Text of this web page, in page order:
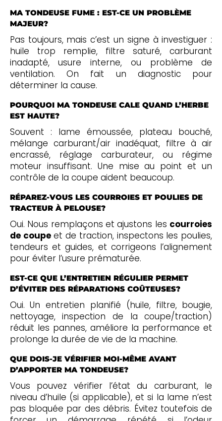
MA TONDEUSE FUME : EST-CE UN PROBLÈME
MAJEUR?
Pas toujours, mais c’est un signe à investiguer :
huile trop remplie, filtre saturé, carburant
inadapté, usure interne, ou problème de
ventilation. On fait un diagnostic pour
déterminer la cause.
POURQUOI MA TONDEUSE CALE QUAND L’HERBE
EST HAUTE?
Souvent : lame émoussée, plateau bouché,
mélange carburant/air inadéquat, filtre à air
encrassé, réglage carburateur, ou régime
moteur insuffisant. Une mise au point et un
contrôle de la coupe aident beaucoup.
RÉPAREZ-VOUS LES COURROIES ET POULIES DE
TRACTEUR À PELOUSE?
Oui. Nous remplaçons et ajustons les courroies
de coupeet de traction, inspectons les poulies,
tendeurs et guides, et corrigeons l’alignement
pour éviter l’usure prématurée.
EST-CE QUE L’ENTRETIEN RÉGULIER PERMET
D’ÉVITER DES RÉPARATIONS COÛTEUSES?
Oui. Un entretien planifié (huile, filtre, bougie,
nettoyage, inspection de la coupe/traction)
réduit les pannes, améliore la performance et
prolonge la durée de vie de la machine.
QUE DOIS-JE VÉRIFIER MOI-MÊME AVANT
D’APPORTER MA TONDEUSE?
Vous pouvez vérifier l’état du carburant, le
niveau d’huile (si applicable), et si la lame n’est
pas bloquée par des débris. Évitez toutefois de